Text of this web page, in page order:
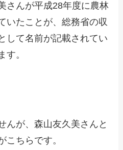
さんが平成28年度に農林
いたことが、総務省の収
して名前が記載されてい
す。
んが、森山友久美さんと
こちらです。